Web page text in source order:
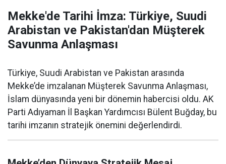
Mekke'de Tarihi İmza: Türkiye, Suudi
Arabistan ve Pakistan'dan Müşterek
Savunma Anlaşması
Türkiye, Suudi Arabistan ve Pakistan arasında
Mekke’de imzalanan Müşterek Savunma Anlaşması,
İslam dünyasında yeni bir dönemin habercisi oldu. AK
Parti Adıyaman İl Başkan Yardımcısı Bülent Buğday, bu
tarihi imzanın stratejik önemini değerlendirdi.